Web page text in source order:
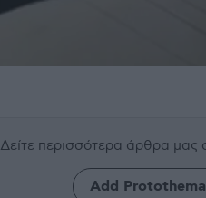
Δείτε περισσότερα άρθρα μας
Add